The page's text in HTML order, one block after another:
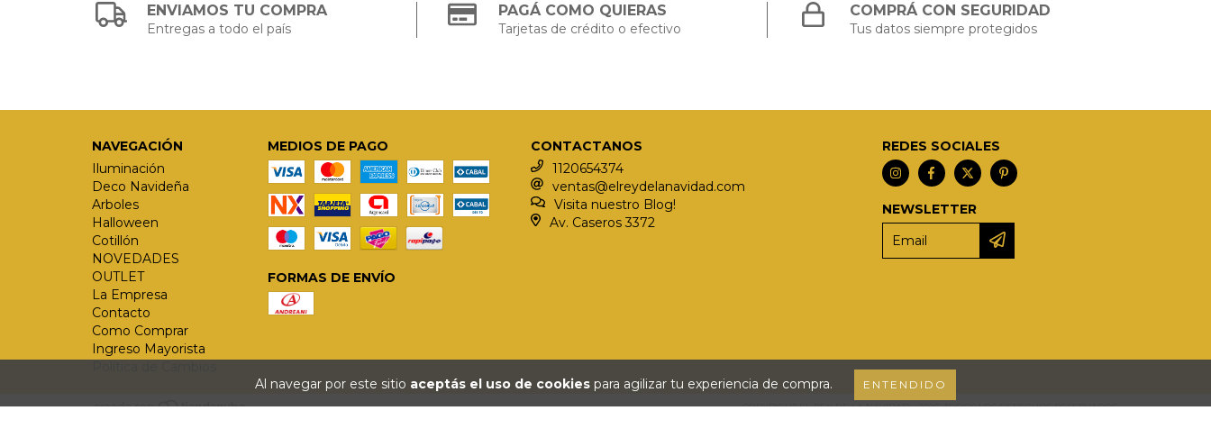
Al navegar por este sitio aceptás el uso de cookies para agilizar tu experiencia de compra. ENTENDIDO
ENVIAMOS TU COMPRA
Entregas a todo el país
PAGÁ COMO QUIERAS
Tarjetas de crédito o efectivo
COMPRÁ CON SEGURIDAD
Tus datos siempre protegidos
NAVEGACIÓN
Iluminación
Deco Navideña
Arboles
Halloween
Cotillón
NOVEDADES
OUTLET
La Empresa
Contacto
Como Comprar
Ingreso Mayorista
MEDIOS DE PAGO
FORMAS DE ENVÍO
CONTACTANOS
1120654374
ventas@elreydelanavidad.com
Visita nuestro Blog!
Av. Caseros 3372
REDES SOCIALES
NEWSLETTER
COPYRIGHT EL REY DE LA NAVIDAD - 2026. TODOS LOS DERECHOS RESERVADOS.